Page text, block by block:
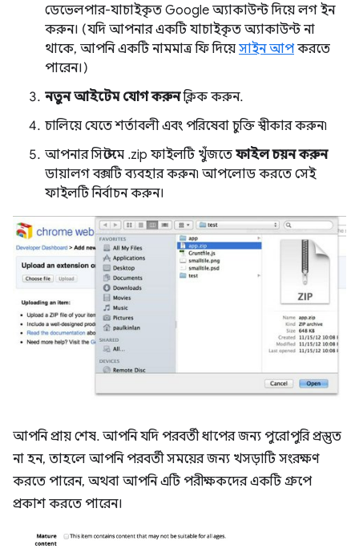
ডেভেলপার-যাচাইকৃত Google অ্যাকাউন্ট দিয়ে লগ ইন
করুন। (যদি আপনার একটি যাচাইকৃত অ্যাকাউন্ট না
থাকে, আপনি একটি নামমাত্র ফি দিয়ে সাইন আপকরতে
পারেন।)
নতুন আইটেম যোগ করুনক্লিক করুন.
চালিয়ে যেতে শর্তাবলী এবং পরিষেবা চুক্তি স্বীকার করুন৷
আপনার সিস্টেমে .zip ফাইলটি খুঁজতে ফাইল চয়ন করুন
ডায়ালগ বক্সটি ব্যবহার করুন৷ আপলোড করতে সেই
ফাইলটি নির্বাচন করুন।
আপনি প্রায় শেষ. আপনি যদি পরবর্তী ধাপের জন্য পুরোপুরি প্রস্তুত
না হন, তাহলে আপনি পরবর্তী সময়ের জন্য খসড়াটি সংরক্ষণ
করতে পারেন, অথবা আপনি এটি পরীক্ষকদের একটি গ্রুপে
প্রকাশ করতে পারেন।